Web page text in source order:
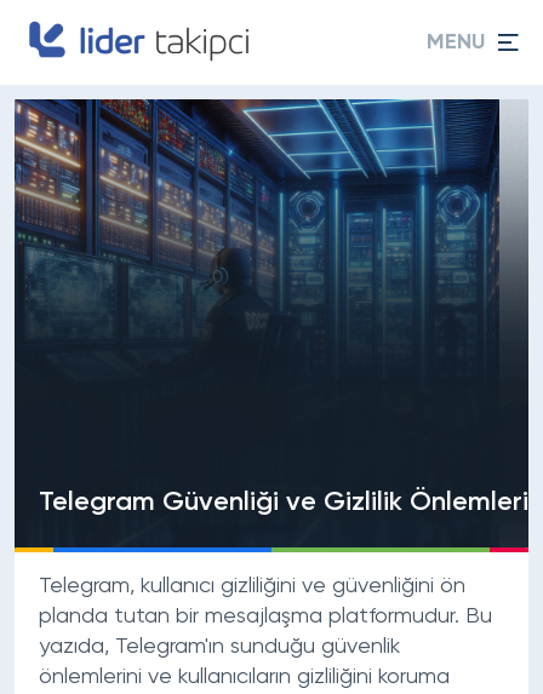
MENU
Telegram Güvenliği ve Gizlilik Önlemleri
Telegram, kullanıcı gizliliğini ve güvenliğini ön
planda tutan bir mesajlaşma platformudur. Bu
yazıda, Telegram'ın sunduğu güvenlik
önlemlerini ve kullanıcıların gizliliğini koruma